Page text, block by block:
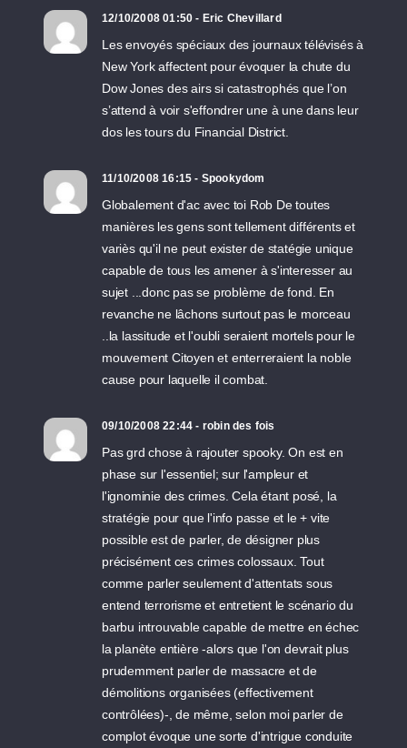
12/10/2008 01:50 - Eric Chevillard
Les envoyés spéciaux des journaux télévisés à
New York affectent pour évoquer la chute du
Dow Jones des airs si catastrophés que l’on
s’attend à voir s'effondrer une à une dans leur
dos les tours du Financial District.
11/10/2008 16:15 - Spookydom
Globalement d'ac avec toi Rob De toutes
manières les gens sont tellement différents et
variès qu'il ne peut exister de statégie unique
capable de tous les amener à s'interesser au
sujet ...donc pas se problème de fond. En
revanche ne lâchons surtout pas le morceau
..la lassitude et l'oubli seraient mortels pour le
mouvement Citoyen et enterreraient la noble
cause pour laquelle il combat.
09/10/2008 22:44 - robin des fois
Pas grd chose à rajouter spooky. On est en
phase sur l'essentiel; sur l'ampleur et
l'ignominie des crimes. Cela étant posé, la
stratégie pour que l'info passe et le + vite
possible est de parler, de désigner plus
précisément ces crimes colossaux. Tout
comme parler seulement d'attentats sous
entend terrorisme et entretient le scénario du
barbu introuvable capable de mettre en échec
la planète entière -alors que l'on devrait plus
prudemment parler de massacre et de
démolitions organisées (effectivement
contrôlées)-, de même, selon moi parler de
complot évoque une sorte d'intrigue conduite